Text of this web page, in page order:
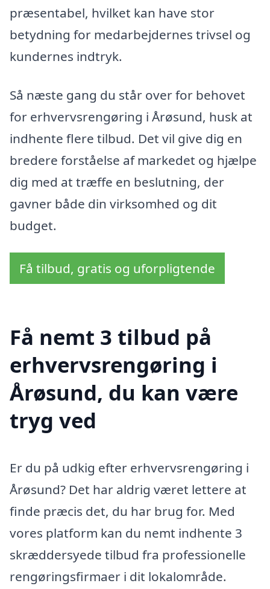
præsentabel, hvilket kan have stor
betydning for medarbejdernes trivsel og
kundernes indtryk.
Så næste gang du står over for behovet
for erhvervsrengøring i Årøsund, husk at
indhente flere tilbud. Det vil give dig en
bredere forståelse af markedet og hjælpe
dig med at træffe en beslutning, der
gavner både din virksomhed og dit
budget.
Få tilbud, gratis og uforpligtende
Få nemt 3 tilbud på
erhvervsrengøring i
Årøsund, du kan være
tryg ved
Er du på udkig efter erhvervsrengøring i
Årøsund? Det har aldrig været lettere at
finde præcis det, du har brug for. Med
vores platform kan du nemt indhente 3
skræddersyede tilbud fra professionelle
rengøringsfirmaer i dit lokalområde.